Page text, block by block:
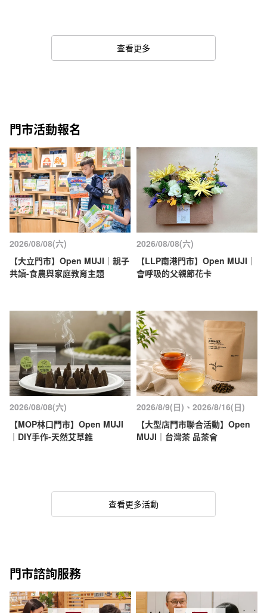
查看更多
門市活動報名
2026/08/08(六)
【大立門市】Open MUJI｜親子
共讀-食農與家庭教育主題
2026/08/08(六)
【LLP南港門市】Open MUJI｜
會呼吸的父親節花卡
2026/08/08(六)
【MOP林口門市】Open MUJI
｜DIY手作-天然艾草錐
2026/8/9(日)、2026/8/16(日)
【大型店門市聯合活動】Open
MUJI｜台灣茶 品茶會
查看更多活動
門市諮詢服務